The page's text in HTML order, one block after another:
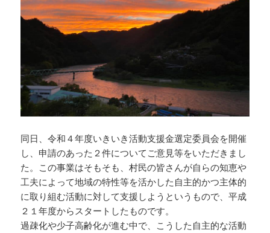
同日、令和４年度いきいき活動支援金選定委員会を開催
し、申請のあった２件についてご意見等をいただきまし
た。この事業はそもそも、村民の皆さんが自らの知恵や
工夫によって地域の特性等を活かした自主的かつ主体的
に取り組む活動に対して支援しようというもので、平成
２１年度からスタートしたものです。
過疎化や少子高齢化が進む中で、こうした自主的な活動